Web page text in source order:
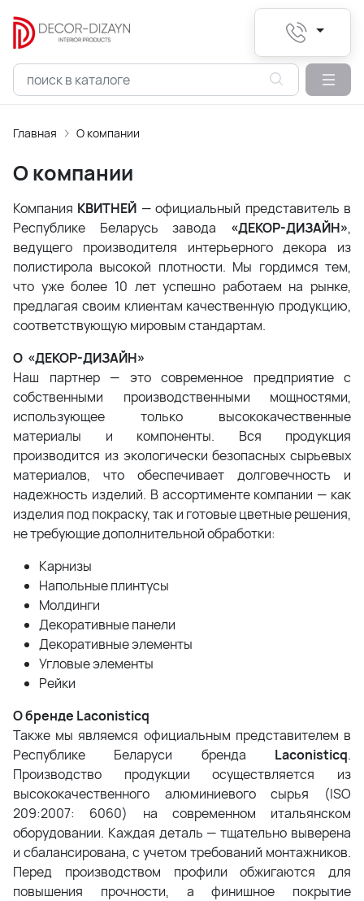
Главная О компании
О компании
Компания КВИТНЕЙ — официальный представитель в
Республике Беларусь завода «ДЕКОР-ДИЗАЙН»,
ведущего производителя интерьерного декора из
полистирола высокой плотности. Мы гордимся тем,
что уже более 10 лет успешно работаем на рынке,
предлагая своим клиентам качественную продукцию,
соответствующую мировым стандартам.
О «ДЕКОР-ДИЗАЙН»
Наш партнер — это современное предприятие с
собственными производственными мощностями,
использующее только высококачественные
материалы и компоненты. Вся продукция
производится из экологически безопасных сырьевых
материалов, что обеспечивает долговечность и
надежность изделий. В ассортименте компании — как
изделия под покраску, так и готовые цветные решения,
не требующие дополнительной обработки:
Карнизы
Напольные плинтусы
Молдинги
Декоративные панели
Декоративные элементы
Угловые элементы
Рейки
О бренде Laconisticq
Также мы являемся официальным представителем в
Республике Беларуси бренда Laconisticq.
Производство продукции осуществляется из
высококачественного алюминиевого сырья (ISO
209:2007: 6060) на современном итальянском
оборудовании. Каждая деталь — тщательно выверена
и сбалансирована, с учетом требований монтажников.
Перед производством профили обжигаются для
повышения прочности, а финишное покрытие